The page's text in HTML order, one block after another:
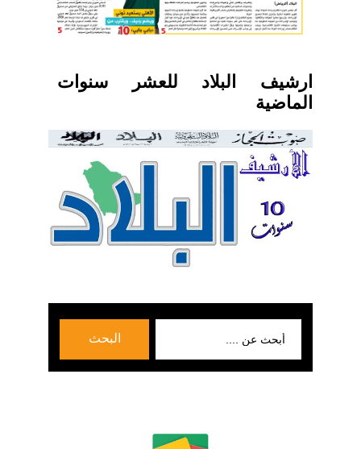
ارشيف البلاد للعشر سنوات
الماضية
البحث